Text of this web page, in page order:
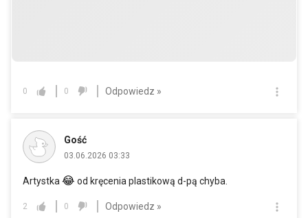
0 0 Odpowiedz »
Gość
03.06.2026 03:33
Artystka😂 od kręcenia plastikową d-pą chyba.
2 0 Odpowiedz »